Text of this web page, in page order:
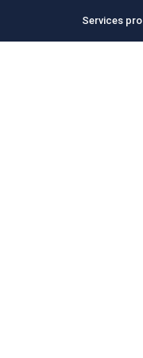
Services pro